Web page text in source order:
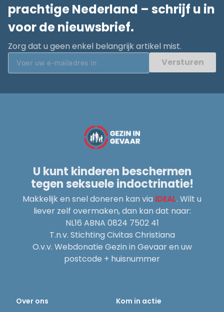
prachtige Nederland – schrijf u in
voor de nieuwsbrief.
Zorg dat u geen enkel belangrijk artikel mist.
Versturen
U kunt kinderen beschermen
tegen seksuele indoctrinatie!
Makkelijk en snel doneren kan via iDEAL. Wilt u
liever zelf overmaken, dan kan dat naar:
NL16 ABNA 0824 7502 41
T.n.v. Stichting Civitas Christiana
O.v.v. Webdonatie Gezin in Gevaar en uw
postcode + huisnummer
Over ons Kom in actie